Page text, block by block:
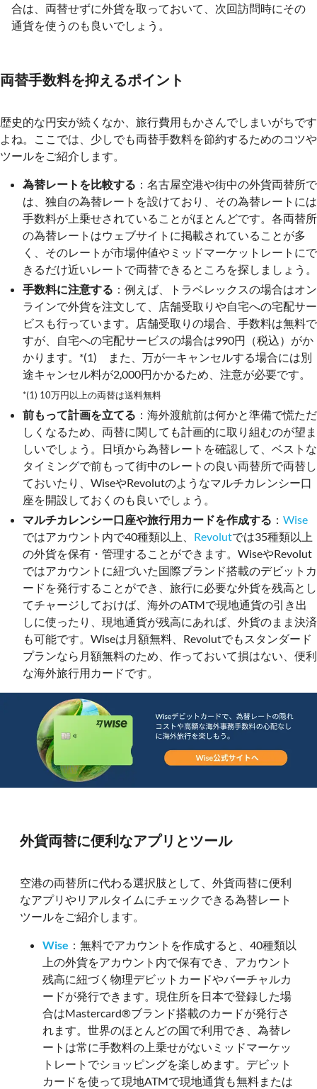
合は、両替せずに外貨を取っておいて、次回訪問時にその
通貨を使うのも良いでしょう。
両替手数料を抑えるポイント
歴史的な円安が続くなか、旅行費用もかさんでしまいがちです
よね。ここでは、少しでも両替手数料を節約するためのコツや
ツールをご紹介します。
為替レートを比較する ：名古屋空港や街中の外貨両替所で
は、独自の為替レートを設けており、その為替レートには
手数料が上乗せされていることがほとんどです。各両替所
の為替レートはウェブサイトに掲載されていることが多
く、そのレートが市場仲値やミッドマーケットレートにで
きるだけ近いレートで両替できるところを探しましょう。
手数料に注意する ：例えば、トラベレックスの場合はオン
ラインで外貨を注文して、店舗受取りや自宅への宅配サー
ビスも行っています。店舗受取りの場合、手数料は無料で
すが、自宅への宅配サービスの場合は990円（税込）がか
かります。*(1) また、万が一キャンセルする場合には別
途キャンセル料が2,000円かかるため、注意が必要です。
*(1) 10万円以上の両替は送料無料
前もって計画を立てる ：海外渡航前は何かと準備で慌ただ
しくなるため、両替に関しても計画的に取り組むのが望ま
しいでしょう。日頃から為替レートを確認して、ベストな
タイミングで前もって街中のレートの良い両替所で両替し
ておいたり、WiseやRevolutのようなマルチカレンシー口
座を開設しておくのも良いでしょう。
マルチカレンシー口座や旅行用カードを作成する ： Wise
ではアカウント内で40種類以上、 Revolutでは35種類以上
の外貨を保有・管理することができます。WiseやRevolut
ではアカウントに紐づいた国際ブランド搭載のデビットカ
ードを発行することができ、旅行に必要な外貨を残高とし
てチャージしておけば、海外のATMで現地通貨の引き出
しに使ったり、現地通貨が残高にあれば、外貨のまま決済
も可能です。Wiseは月額無料、Revolutでもスタンダード
プランなら月額無料のため、作っておいて損はない、便利
な海外旅行用カードです。
外貨両替に便利なアプリとツール
空港の両替所に代わる選択肢として、外貨両替に便利
なアプリやリアルタイムにチェックできる為替レート
ツールをご紹介します。
Wise ：無料でアカウントを作成すると、40種類以
上の外貨をアカウント内で保有でき、アカウント
残高に紐づく物理デビットカードやバーチャルカ
ードが発行できます。現住所を日本で登録した場
合はMastercard®ブランド搭載のカードが発行さ
れます。世界のほとんどの国で利用でき、為替レ
ートは常に手数料の上乗せがないミッドマーケッ
トレートでショッピングを楽しめます。デビット
カードを使って現地ATMで現地通貨も無料または